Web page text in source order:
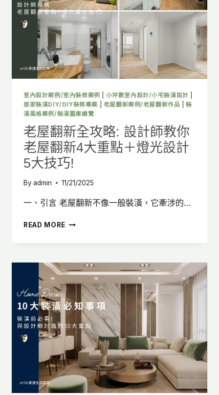
大
流
析
預
風
格
一
次
搞
懂
室內設計案例/室內裝修案例 小坪數室內設計/小宅裝潢設計
居家裝潢DIY/DIY裝修專案
老屋翻新案例/老屋翻新作品 |裝
潢風格案例/裝潢圖庫總覽
老屋翻新全攻略: 設計師教你
老屋翻新4大重點＋燈光設計
5大技巧!
Byadmin 11/21/2025
一、引言 老屋翻新不像一般裝潢，它牽涉的…
READ MORE
全
攻
略:
設
計
師
教
你
屋
翻
新
4